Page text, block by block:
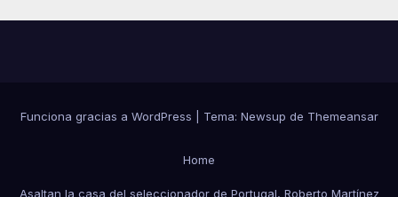
Funciona gracias a WordPress Tema: Newsup de Themeansar
Home
Asaltan la casa del seleccionador de Portugal, Roberto Martínez